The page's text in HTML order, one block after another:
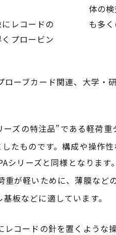
レコードの
プロービン
体の
も多く
ーブカード関連、大学・
ーズの特注品”である軽荷
たものです。構成や操作性
シリーズと同様となります。
重が軽いために、薄膜など
板などに適しています。
レコードの針を置くような